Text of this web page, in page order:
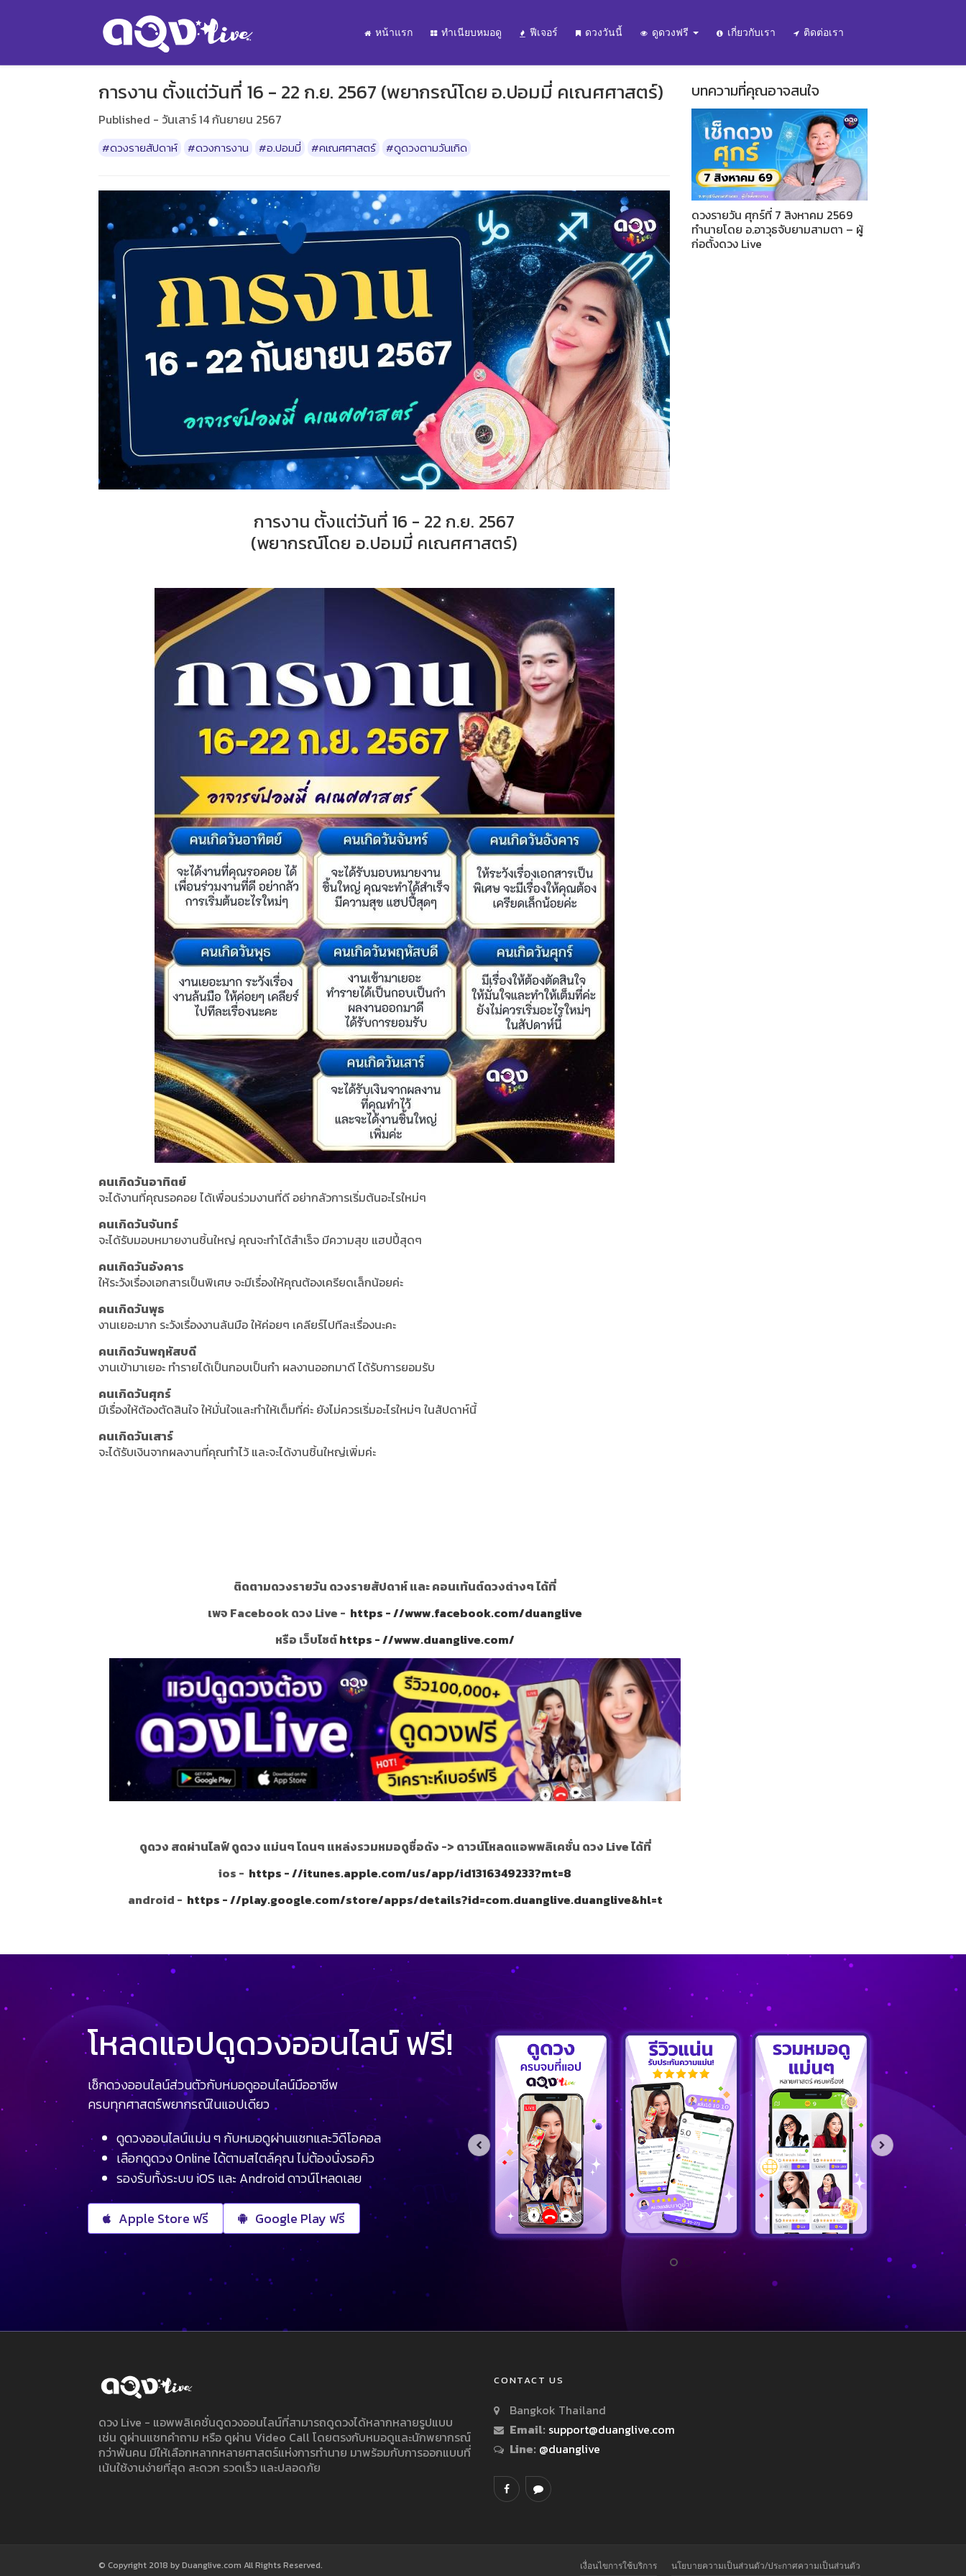
หน้าแรก ทำเนียบหมอดู ฟีเจอร์ ดวงวันนี้ ดูดวงฟรี เกี่ยวกับเรา ติดต่อเรา
การงาน ตั้งแต่วันที่ 16 - 22 ก.ย. 2567 (พยากรณ์โดย อ.ปอมมี่ คเณศศาสตร์)
Published - วันเสาร์ 14 กันยายน 2567
#ดวงรายสัปดาห์ #ดวงการงาน #อ.ปอมมี่ #คเณศศาสตร์ #ดูดวงตามวันเกิด
การงาน ตั้งแต่วันที่ 16 - 22 ก.ย. 2567
(พยากรณ์โดย อ.ปอมมี่ คเณศศาสตร์)
คนเกิดวันอาทิตย์
จะได้งานที่คุณรอคอย ได้เพื่อนร่วมงานที่ดี อย่ากลัวการเริ่มต้นอะไรใหม่ๆ
คนเกิดวันจันทร์
จะได้รับมอบหมายงานชิ้นใหญ่ คุณจะทำได้สำเร็จ มีความสุข แฮปปี้สุดๆ
คนเกิดวันอังคาร
ให้ระวังเรื่องเอกสารเป็นพิเศษ จะมีเรื่องให้คุณต้องเครียดเล็กน้อยค่ะ
คนเกิดวันพุธ
งานเยอะมาก ระวังเรื่องงานล้นมือ ให้ค่อยๆ เคลียร์ไปทีละเรื่องนะคะ
คนเกิดวันพฤหัสบดี
งานเข้ามาเยอะ ทำรายได้เป็นกอบเป็นกำ ผลงานออกมาดี ได้รับการยอมรับ
คนเกิดวันศุกร์
มีเรื่องให้ต้องตัดสินใจ ให้มั่นใจและทำให้เต็มที่ค่ะ ยังไม่ควรเริ่มอะไรใหม่ๆ ในสัปดาห์นี้
คนเกิดวันเสาร์
จะได้รับเงินจากผลงานที่คุณทำไว้ และจะได้งานชิ้นใหญ่เพิ่มค่ะ
ติดตามดวงรายวัน ดวงรายสัปดาห์ และ คอนเท้นต์ดวงต่างๆ ได้ที่
เพจ Facebook ดวง Live - https - //www.facebook.com/duanglive
หรือ เว็บไซต์https - //www.duanglive.com/
ดูดวง สดผ่านไลฟ์ ดูดวง แม่นๆ โดนๆ แหล่งรวมหมอดูชื่อดัง -> ดาวน์โหลดแอพพลิเคชั่น ดวง Live ได้ที่
ios - https - //itunes.apple.com/us/app/id1316349233?mt=8
android - https - //play.google.com/store/apps/details?id=com.duanglive.duanglive&hl=t
บทความที่คุณอาจสนใจ
ดวงรายวัน ศุกร์ที่ 7 สิงหาคม 2569
ทำนายโดย อ.อาวุธจับยามสามตา – ผู้
ก่อตั้งดวง Live
โหลดแอปดูดวงออนไลน์ ฟรี!
เช็กดวงออนไลน์ส่วนตัวกับหมอดูออนไลน์มืออาชีพ
ครบทุกศาสตร์พยากรณ์ในแอปเดียว
ดูดวงออนไลน์แม่น ๆ กับหมอดูผ่านแชทและวิดีโอคอล
เลือกดูดวง Online ได้ตามสไตล์คุณ ไม่ต้องนั่งรอคิว
รองรับทั้งระบบ iOS และ Android ดาวน์โหลดเลย
Apple Store ฟรี Google Play ฟรี
ดวง Live - แอพพลิเคชั่นดูดวงออนไลน์ที่สามารถดูดวงได้หลากหลายรูปแบบ
เช่น ดูผ่านแชทคำถาม หรือ ดูผ่าน Video Call โดยตรงกับหมอดูและนักพยากรณ์
กว่าพันคน มีให้เลือกหลากหลายศาสตร์แห่งการทำนาย มาพร้อมกับการออกแบบที่
เน้นใช้งานง่ายที่สุด สะดวก รวดเร็ว และปลอดภัย
CONTACT US
Bangkok Thailand
Email: support@duanglive.com
Line: @duanglive
© Copyright 2018 by Duanglive.com All Rights Reserved. เงื่อนไขการใช้บริการ นโยบายความเป็นส่วนตัว/ประกาศความเป็นส่วนตัว